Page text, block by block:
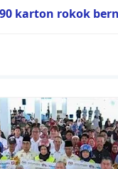
karton rokok